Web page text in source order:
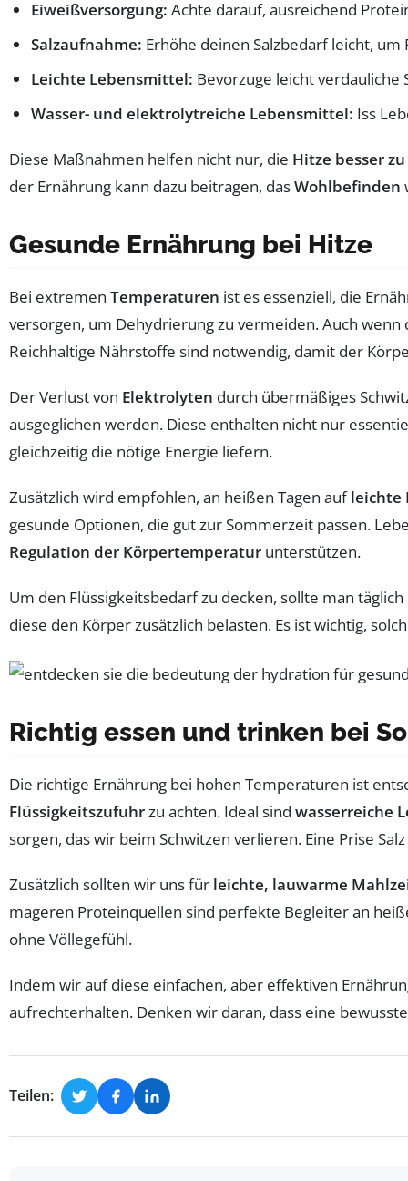
Eiweißversorgung: Achte darauf, ausreichend
Salzaufnahme: Erhöhe deinen Salzbedarf leicht,
Leichte Lebensmittel: Bevorzuge leicht verdauliche
Wasser- und elektrolytreiche Lebensmittel: Iss
Diese Maßnahmen helfen nicht nur, die Hitze besser
der Ernährung kann dazu beitragen, dasWohlbefinden
Gesunde Ernährung bei Hitze
Bei extremen Temperaturen ist es essenziell, die
versorgen, um Dehydrierung zu vermeiden. Auch
Reichhaltige Nährstoffe sind notwendig, damit der
Der Verlust von Elektrolyten durch übermäßiges
ausgeglichen werden. Diese enthalten nicht nur
gleichzeitig die nötige Energie liefern.
Zusätzlich wird empfohlen, an heißen Tagen aufleichte
gesunde Optionen, die gut zur Sommerzeit passen.
Regulation der Körpertemperatur unterstützen.
Um den Flüssigkeitsbedarf zu decken, sollte man
diese den Körper zusätzlich belasten. Es ist wichtig,
Richtig essen und trinken bei
Die richtige Ernährung bei hohen Temperaturen ist
Flüssigkeitszufuhrzu achten. Ideal sind wasserreiche
sorgen, das wir beim Schwitzen verlieren. Eine Prise
Zusätzlich sollten wir uns für leichte, lauwarme
mageren Proteinquellen sind perfekte Begleiter an
ohne Völlegefühl.
Indem wir auf diese einfachen, aber effektiven
aufrechterhalten. Denken wir daran, dass eine
Teilen: